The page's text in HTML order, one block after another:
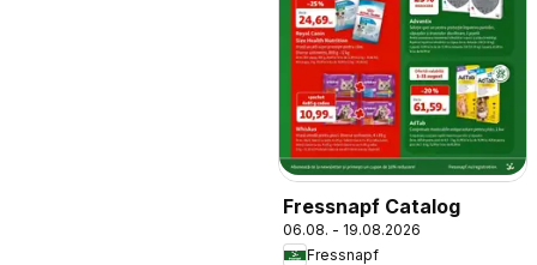
Fressnapf Catalog
06.08. - 19.08.2026
Fressnapf